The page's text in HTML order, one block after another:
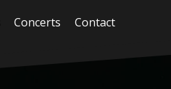
Concerts Contact